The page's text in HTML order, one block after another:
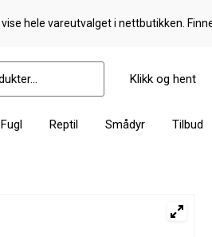
hele vareutvalget i nettbutikken.
Klikk og hent
Fugl Reptil Smådyr Tilbud